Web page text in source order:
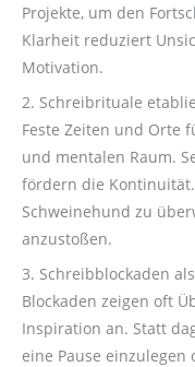
Projekte, um den
Klarheit reduziert
Motivation.
2. Schreibrituale
Feste Zeiten und Orte
und mentalen Raum.
fördern die
Schweinehund zu
anzustoßen.
3. Schreibblockaden
Blockaden zeigen oft
Inspiration an. Statt
eine Pause einzulegen